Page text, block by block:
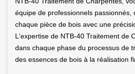
équipe de professionnels passionnés,
chaque pièce de bois avec une
L'expertise de NTB-40 Traitement de
dans chaque phase du processus de
des essences de bois à la réalisation